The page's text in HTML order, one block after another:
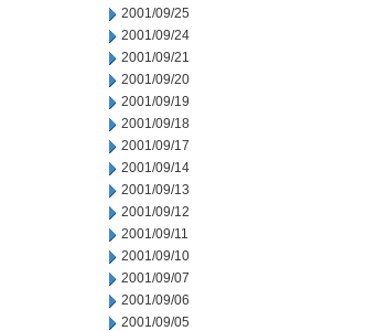
2001/09/25
2001/09/24
2001/09/21
2001/09/20
2001/09/19
2001/09/18
2001/09/17
2001/09/14
2001/09/13
2001/09/12
2001/09/11
2001/09/10
2001/09/07
2001/09/06
2001/09/05